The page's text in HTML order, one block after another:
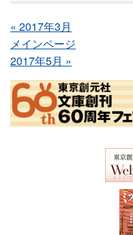
« 2017年3月
メインページ
2017年5月 »